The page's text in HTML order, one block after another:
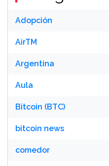
Adopción
AirTM
Argentina
Aula
Bitcoin (BTC)
bitcoin news
comedor